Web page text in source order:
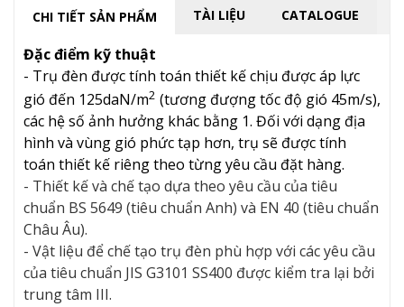
CHI TIẾT SẢN PHẨM TÀI LIỆU CATALOGUE
Đặc điểm kỹ thuật
- Trụ đèn được tính toán thiết kế chịu được áp lực
gió đến 125daN/m2 (tương đượng tốc độ gió 45m/s),
các hệ số ảnh hưởng khác bằng 1. Đối với dạng địa
hình và vùng gió phức tạp hơn, trụ sẽ được tính
toán thiết kế riêng theo từng yêu cầu đặt hàng.
- Thiết kế và chế tạo dựa theo yêu cầu của tiêu
chuẩn BS 5649 (tiêu chuẩn Anh) và EN 40 (tiêu chuẩn
Châu Âu).
- Vật liệu để chế tạo trụ đèn phù hợp với các yêu cầu
của tiêu chuẩn JIS G3101 SS400 được kiểm tra lại bởi
trung tâm III.